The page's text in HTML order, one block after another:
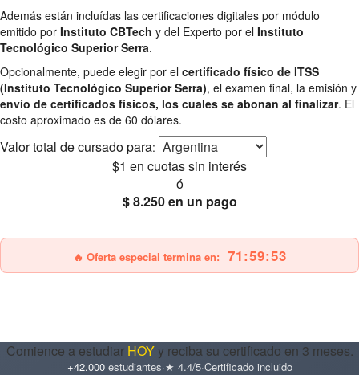
Además están incluídas las certificaciones digitales por módulo
emitido por Instituto CBTech y del Experto por el Instituto
Tecnológico Superior Serra.
Opcionalmente, puede elegir por el certificado físico de ITSS
(Instituto Tecnológico Superior Serra), el examen final, la emisión y
envío de certificados físicos, los cuales se abonan al finalizar. El
costo aproximado es de 60 dólares.
Valor total de cursado para:
$1 en cuotas sin interés
ó
$ 8.250en un pago
🔥 Oferta especial termina en: 71:59:51
Comience a estudiar HOYy reciba su certificado en 3 meses.
+42.000estudiantes·★ 4.4/5·Certificado incluido